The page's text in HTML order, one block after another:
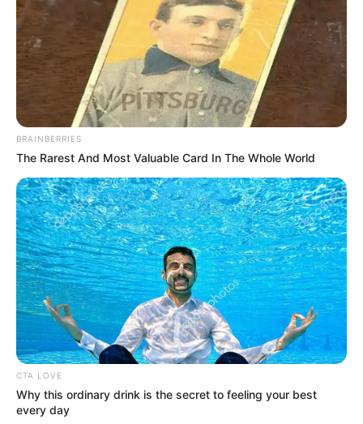
ΕΥΒΟΙΑ
ΤΑΥΤΟΤΗΤΑ ΚΑΙ ΕΠΙΚΟΙΝΩΝΙΑ ΟΡΟΙ ΧΡΗΣΗΣ
BRAINBERRIES
The Rarest And Most Valuable Card In The Whole World
CTA LOVE
Why this ordinary drink is the secret to feeling your best
every day